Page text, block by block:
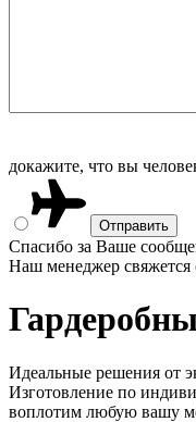
докажите, что вы
Спасибо за Ваше
Наш менеджер
Идеальные решения от
Изготовление по
воплотим любую вашу